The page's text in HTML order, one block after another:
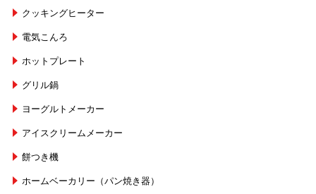
クッキングヒーター
電気こんろ
ホットプレート
グリル鍋
ヨーグルトメーカー
アイスクリームメーカー
餅つき機
ホームベーカリー（パン焼き器）